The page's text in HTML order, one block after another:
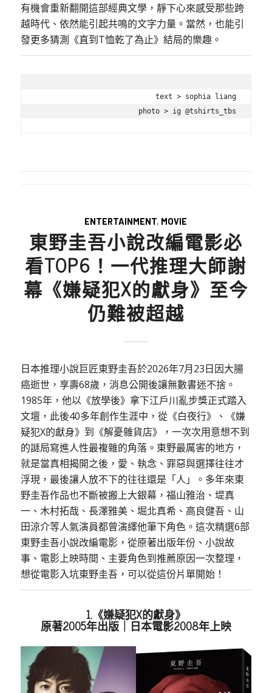
有機會重新翻開這部經典文學，靜下心來感受那些跨
越時代、依然能引起共鳴的文字力量。當然，也能引
發更多猜測《直到T恤乾了為止》結局的樂趣。
text > sophia liang
photo > ig @tshirts_tbs
ENTERTAINMENT, MOVIE
東野圭吾小說改編電影必
看TOP6！一代推理大師謝
幕《嫌疑犯X的獻身》至今
仍難被超越
日本推理小說巨匠東野圭吾於2026年7月23日因大腸
癌逝世，享壽68歲，消息公開後讓無數書迷不捨。
1985年，他以《放學後》拿下江戶川亂步獎正式踏入
文壇，此後40多年創作生涯中，從《白夜行》、《嫌
疑犯X的獻身》到《解憂雜貨店》，一次次用意想不到
的謎局寫進人性最複雜的角落。東野最厲害的地方，
就是當真相揭開之後，愛、執念、罪惡與選擇往往才
浮現，最後讓人放不下的往往還是「人」。多年來東
野圭吾作品也不斷被搬上大銀幕，福山雅治、堤真
一、木村拓哉、長澤雅美、堀北真希、高良健吾、山
田涼介等人氣演員都曾演繹他筆下角色。這次精選6部
東野圭吾小說改編電影，從原著出版年份、小說故
事、電影上映時間、主要角色到推薦原因一次整理，
想從電影入坑東野圭吾，可以從這份片單開始！
1.《嫌疑犯X的獻身》
原著2005年出版｜日本電影2008年上映